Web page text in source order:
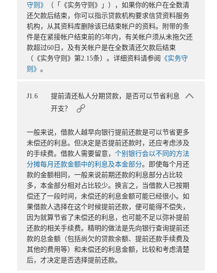
守则》
（「《实务守则》」），如果你的帐户在全数清
还欠款后结束，你可以指示贷款机构要求信贷资料服务
机构，从其资料库删除该已结束帐户的资料。附带的条
件是在紧接帐户结束前的5年内，有关帐户须从未拖欠还
款超过60日，及有关帐户是在全数清还欠款后结束
（《实务守则》第2.15条）。详细资料请参阅
《实务守
则》 。
J1.6
提前清还私人分期贷款，是否可以节省利息
开支？
一般来说，借款人越早向银行提前还款是可以节省更多
未偿还的利息。但决定是否提前还款时，还应考虑涉及
的手续费。借款人需要留意， 个别银行会以不同的方法
分摊每月还款金额中的利息及本金部分。即使每个月还
款的金额相同，一般来说前期还款的利息部分占比较
多，本金部分相对占比较少。换言之，当借款人已按期
偿还了一段时间，未偿还的利息金额可能已经很小。如
果借款人选择在这个时候提前还款，便可能得不偿失，
因为就算节省了未偿还的利息，也可能不足以弥补提前
还款的相关手续费。精明的做法是先向银行查询提前还
款的总金额（包括尚欠的贷款余额、提前还款手续费及
其他的费用等）和未偿还的利息金额，比较和考虑清楚
后，才决定是否选择提前还款。